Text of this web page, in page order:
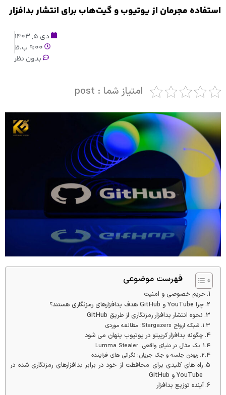
استفاده مجرمان از یوتیوب و گیت‌هاب برای انتشار بدافزار
دی 5, 1403
9:00 ب.ظ
بدون نظر
امتیاز شما : post
فهرست موضوعی
حریم خصوصی و امنیت
چرا YouTube و GitHub هدف بدافزارهای رمزنگاری هستند؟
نحوه انتشار بدافزار رمزنگاری از طریق GitHub
شبکه ارواح Stargazers: مطالعه موردی
چگونه بدافزار کریپتو در یوتیوب پنهان می شود
یک مثال در دنیای واقعی: Lumma Stealer
ربودن جلسه و جک جریان: نگرانی های فزاینده
راه های کلیدی برای محافظت از خود در برابر بدافزارهای رمزنگاری شده در
YouTube و GitHub
آینده توزیع بدافزار